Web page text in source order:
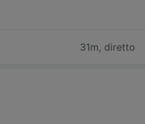
31m, diretto